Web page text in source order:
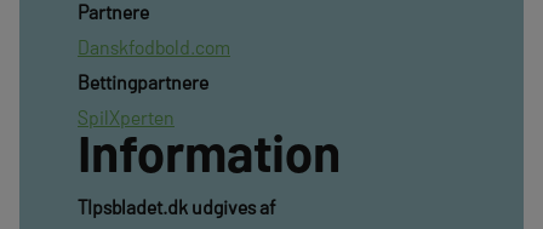
Partnere
Danskfodbold.com
Bettingpartnere
SpilXperten
Information
TIpsbladet.dk udgives af